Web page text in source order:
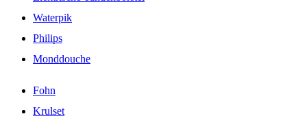
Waterpik
Philips
Monddouche
Fohn
Krulset